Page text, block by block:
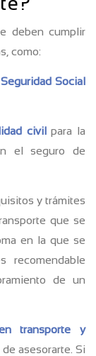
deben cumplir
como:
Social
civilpara la
el seguro de
y trámites
que se
en la que se
recomendable
de un
transporte y
de asesorarte. Si